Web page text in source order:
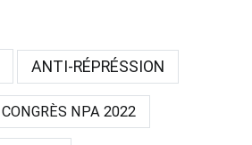
ANTI-RÉPRÉSSION
CONGRÈS NPA 2022